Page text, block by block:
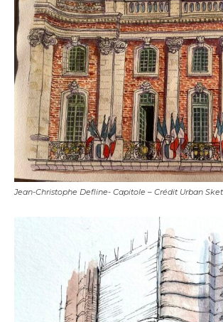
Adresse email*
Jean-Christophe Defline- Capitole – Crédit Urban